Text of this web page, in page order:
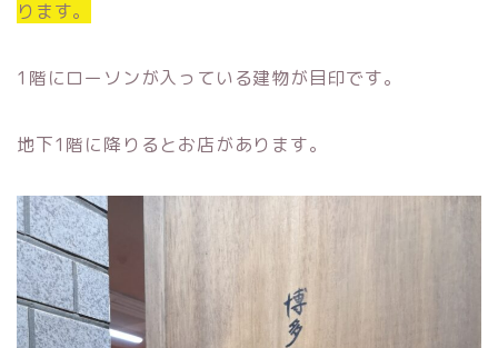
ります。
1階にローソンが入っている建物が目印です。
地下1階に降りるとお店があります。